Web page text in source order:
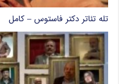
تله تئاتر دکتر فاستوس – کامل